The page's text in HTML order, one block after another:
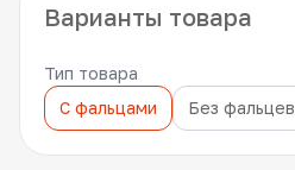
Варианты товара
Тип товара
С фальцами
Без фальцев